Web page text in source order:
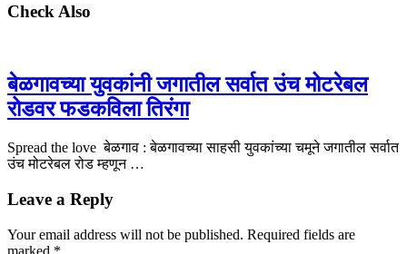
Check Also
बेळगावच्या युवकांनी जगातील सर्वात उंच मोटरेबल
रोडवर फडकविला तिरंगा
Spread the love बेळगाव : बेळगावच्या साहसी युवकांच्या चमूने जगातील सर्वात
उंच मोटरेबल रोड म्हणून …
Leave a Reply
Your email address will not be published. Required fields are
marked *